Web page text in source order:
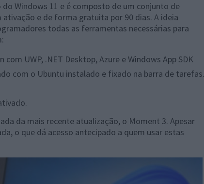
Windows 11 e é composto de um conjunto de
e de forma gratuita por 90 dias. A ideia
todas as ferramentas necessárias para
UWP, .NET Desktop, Azure e Windows App SDK
com o Ubuntu instalado e fixado na barra de tarefas.
da mais recente atualização, o Moment 3. Apesar
o que dá acesso antecipado a quem usar estas